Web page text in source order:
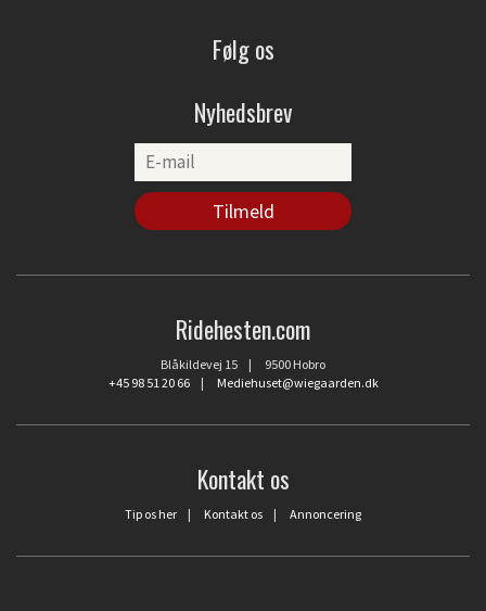
Følg os
Nyhedsbrev
Ridehesten.com
Blåkildevej 15 | 9500 Hobro
+45 98 51 20 66| Mediehuset@wiegaarden.dk
Kontakt os
Tip os her | Kontakt os | Annoncering